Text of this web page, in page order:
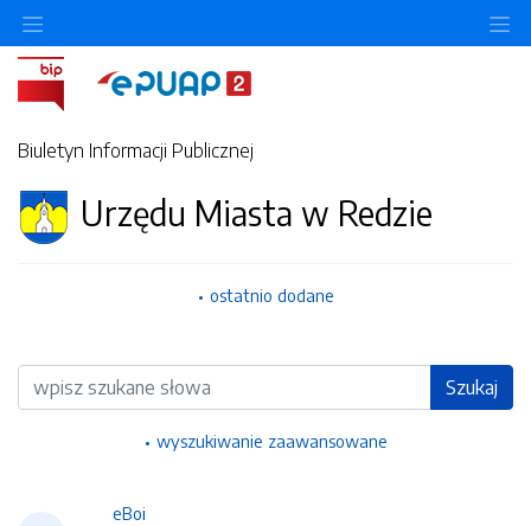
Biuletyn Informacji Publicznej
Urzędu Miasta w Redzie
ostatnio dodane
Wyszukiwarka Szukaj
wyszukiwanie zaawansowane
eBoi